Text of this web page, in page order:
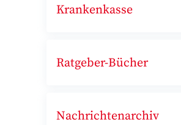
Krankenkasse
Ratgeber-Bücher
Nachrichtenarchiv